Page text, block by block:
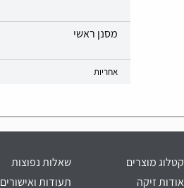
מסנן ראשי
אחריות
קטלוג מוצרים
אודות זיקה
שאלות נפוצות
תעודות ואישורים